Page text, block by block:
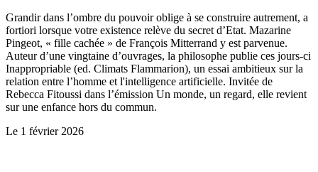
Grandir dans l’ombre du pouvoir oblige à se construire autrement, a
fortiori lorsque votre existence relève du secret d’Etat. Mazarine
Pingeot, « fille cachée » de François Mitterrand y est parvenue.
Auteur d’une vingtaine d’ouvrages, la philosophe publie ces jours-ci
Inappropriable (ed. Climats Flammarion), un essai ambitieux sur la
relation entre l’homme et l'intelligence artificielle. Invitée de
Rebecca Fitoussi dans l’émission Un monde, un regard, elle revient
sur une enfance hors du commun.
Le 1 février 2026